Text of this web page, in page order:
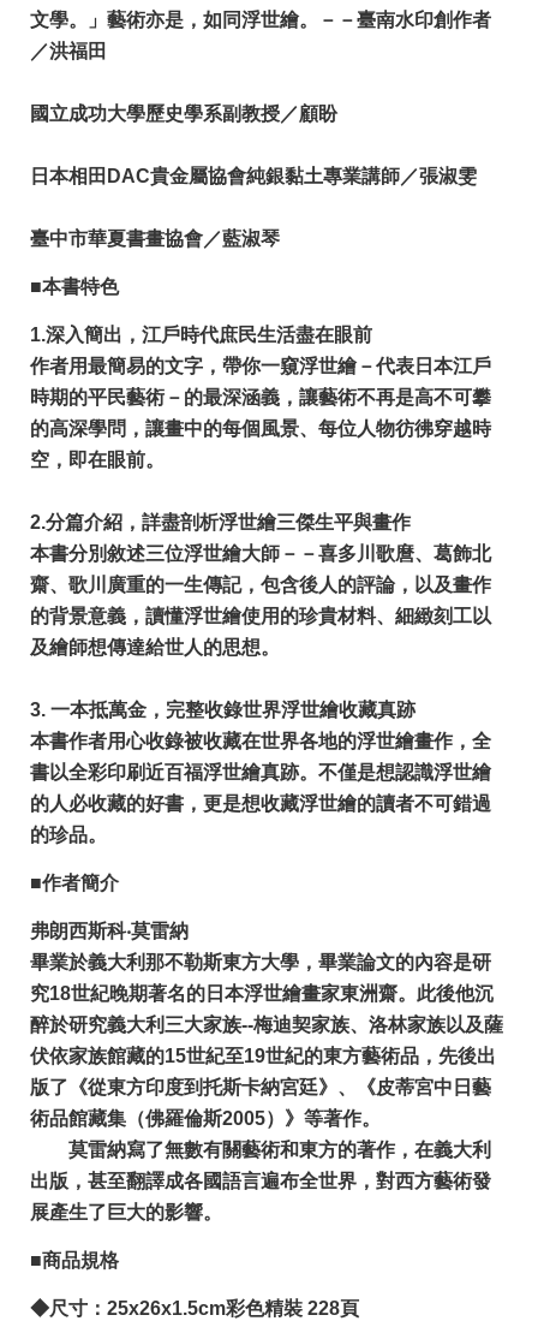
文學。」藝術亦是，如同浮世繪。－－臺南水印創作者
／洪福田
國立成功大學歷史學系副教授／顧盼
日本相田DAC貴金屬協會純銀黏土專業講師／張淑雯
臺中市華夏書畫協會／藍淑琴
■本書特色
1.深入簡出，江戶時代庶民生活盡在眼前
作者用最簡易的文字，帶你一窺浮世繪－代表日本江戶
時期的平民藝術－的最深涵義，讓藝術不再是高不可攀
的高深學問，讓畫中的每個風景、每位人物彷彿穿越時
空，即在眼前。
2.分篇介紹，詳盡剖析浮世繪三傑生平與畫作
本書分別敘述三位浮世繪大師－－喜多川歌麿、葛飾北
齋、歌川廣重的一生傳記，包含後人的評論，以及畫作
的背景意義，讀懂浮世繪使用的珍貴材料、細緻刻工以
及繪師想傳達給世人的思想。
3. 一本抵萬金，完整收錄世界浮世繪收藏真跡
本書作者用心收錄被收藏在世界各地的浮世繪畫作，全
書以全彩印刷近百福浮世繪真跡。不僅是想認識浮世繪
的人必收藏的好書，更是想收藏浮世繪的讀者不可錯過
的珍品。
■作者簡介
弗朗西斯科‧莫雷納
畢業於義大利那不勒斯東方大學，畢業論文的內容是研
究18世紀晚期著名的日本浮世繪畫家東洲齋。此後他沉
醉於研究義大利三大家族--梅迪契家族、洛林家族以及薩
伏依家族館藏的15世紀至19世紀的東方藝術品，先後出
版了《從東方印度到托斯卡納宮廷》、《皮蒂宮中日藝
術品館藏集（佛羅倫斯2005）》等著作。
莫雷納寫了無數有關藝術和東方的著作，在義大利
出版，甚至翻譯成各國語言遍布全世界，對西方藝術發
展產生了巨大的影響。
■商品規格
◆尺寸：25x26x1.5cm彩色精裝 228頁